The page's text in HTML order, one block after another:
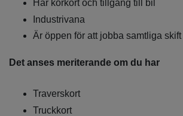
Har körkort och tillgång till bil
Industrivana
Är öppen för att jobba samtliga skift
Det anses meriterande om du har
Traverskort
Truckkort